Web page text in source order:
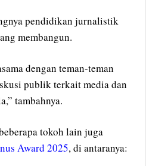
pendidikan jurnalistik
membangun.
dengan teman-teman
publik terkait media dan
tambahnya.
tokoh lain juga
Award 2025, di antaranya: